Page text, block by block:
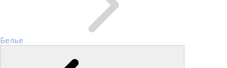
Белье